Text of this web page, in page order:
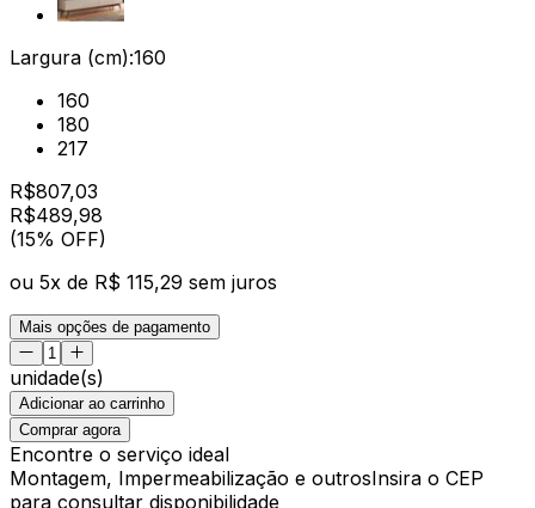
Largura (cm):160
160
180
217
R$807,03
R$489,98
(15% OFF)
ou 5x de R$ 115,29 sem juros
Mais opções de pagamento
unidade(s)
Adicionar ao carrinho
Comprar agora
Encontre o serviço ideal
Montagem, Impermeabilização e outrosInsira o CEP
para consultar disponibilidade